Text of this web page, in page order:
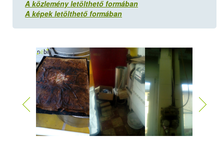
A közlemény letölthető formában
A képek letölthető formában